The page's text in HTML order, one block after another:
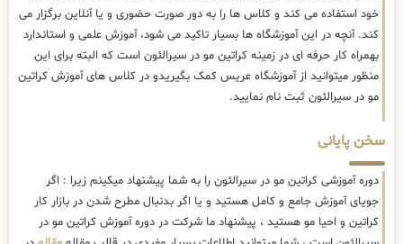
خود استفاده می کند و کلاس ها را به دور صورت حضوری و یا آنلاین برگزار می
کند. آنچه در این آموزشگاه ها بسیار تاکید می شود، آموزش علمی و استاندارد
بهمراه کار حرفه ای در زمینه کراتین مو در سیرالئون است که البته برای این
منظور میتوانید از آموزشگاه عریس کمک بگیریدو در کلاس های آموزش کراتین
مو در سیرالئون ثبت نام نمایید.
سخن پایانی
دوره آموزشی کراتین مو در سیرالئون را به شما پیشنهاد میکینم زیرا : اگر
جویای آموزش جامع و کامل هستید و یا اگر بدنبال مطرح شدن در بازار کار
کراتین و احیا مو هستید ، پیشنهاد ما شرکت در دوره آموزش کراتین مو در